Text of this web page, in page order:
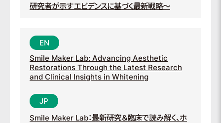
研究者が示すエビデンスに基づく最新戦略～
Smile Maker Lab: Advancing Aesthetic
Restorations Through the Latest Research
and Clinical Insights in Whitening
Smile Maker Lab：最新研究＆臨床で読み解く、ホ